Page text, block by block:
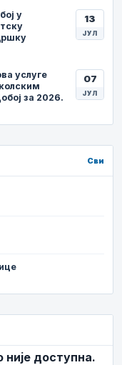
у
13
ЈУЛ
услуге
за 2026.
07
ЈУЛ
Сви
није доступна.